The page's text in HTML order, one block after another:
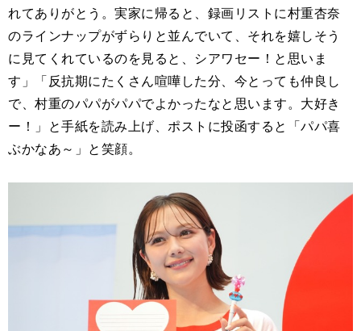
れてありがとう。実家に帰ると、録画リストに村重杏奈
のラインナップがずらりと並んでいて、それを嬉しそう
に見てくれているのを見ると、シアワセー！と思いま
す」「反抗期にたくさん喧嘩した分、今とっても仲良し
で、村重のパパがパパでよかったなと思います。大好き
ー！」と手紙を読み上げ、ポストに投函すると「パパ喜
ぶかなあ～」と笑顔。